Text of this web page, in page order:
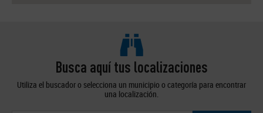
Busca aquí tus localizaciones
Utiliza el buscador o selecciona un municipio o categoría para encontrar
una localización.